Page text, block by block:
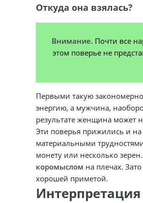
Откуда она взялась?
Внимание. Почти все
этом поверье не
Первыми такую
энергию, а мужчина,
результате женщина может
Эти поверья прижились и
материальными
монету или несколько
коромыслом на плечах.
хорошей приметой.